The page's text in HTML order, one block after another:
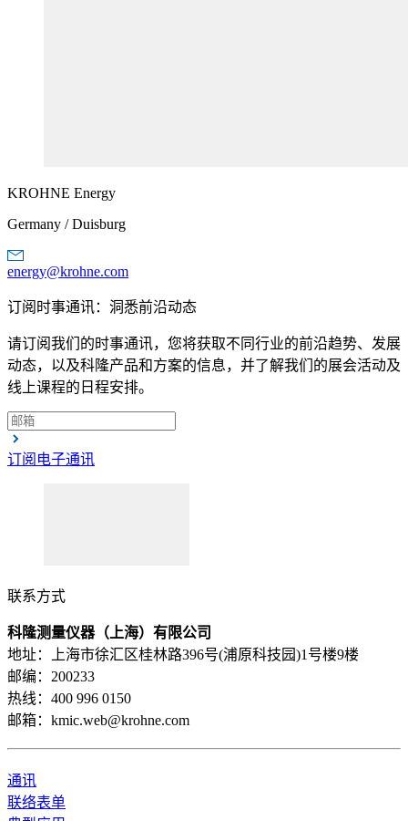
KROHNE Energy
Germany / Duisburg
energy@krohne.com
订阅时事通讯：洞悉前沿动态
请订阅我们的时事通讯，您将获取不同行业的前沿趋势、发展
动态，以及科隆产品和方案的信息，并了解我们的展会活动及
线上课程的日程安排。
订阅电子通讯
联系方式
科隆测量仪器（上海）有限公司
地址：上海市徐汇区桂林路396号(浦原科技园)1号楼9楼
邮编：200233
热线：400 996 0150
邮箱：kmic.web@krohne.com
通讯
联络表单